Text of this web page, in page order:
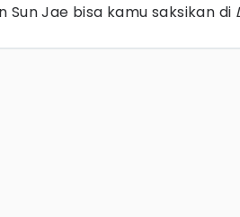
Sun Jae bisa kamu saksikan di